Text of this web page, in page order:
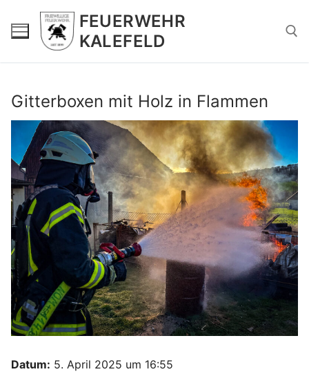
Inhalt
springen
FEUERWEHR
KALEFELD
Gitterboxen mit Holz in Flammen
Datum: 5. April 2025 um 16:55